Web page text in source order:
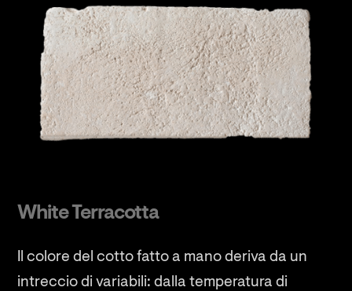
White Terracotta
Il colore del cotto fatto a mano deriva da un
intreccio di variabili: dalla temperatura di